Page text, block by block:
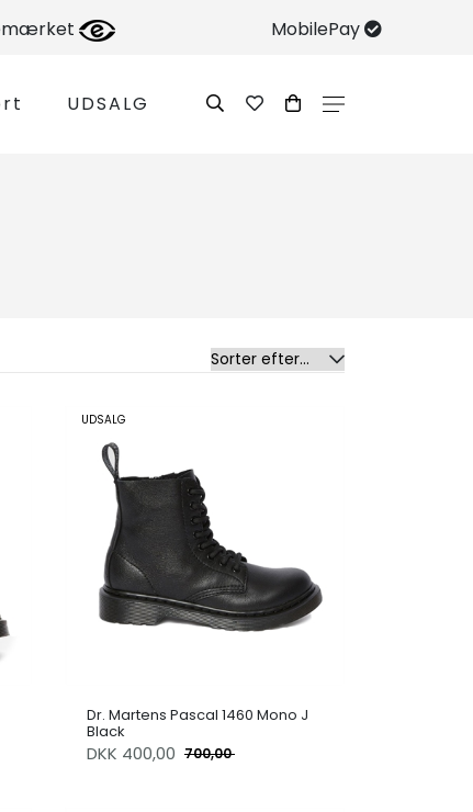
MobilePay
UDSALG
UDSALG
Dr. Martens Pascal 1460 Mono J
Black
DKK 400,00 700,00